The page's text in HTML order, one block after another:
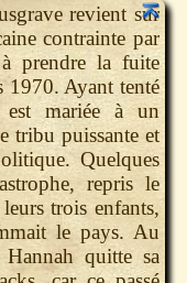
revient sur
contrainte par
prendre la fuite
1970. Ayant tenté
mariée à un
tribu puissante et
Quelques
repris le
trois enfants,
le pays. Au
quitte sa